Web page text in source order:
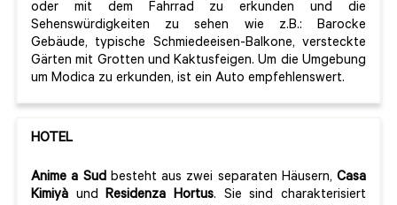
oder mit dem Fahrrad zu erkunden und die
Sehenswürdigkeiten zu sehen wie z.B.: Barocke
Gebäude, typische Schmiedeeisen-Balkone, versteckte
Gärten mit Grotten und Kaktusfeigen. Um die Umgebung
um Modica zu erkunden, ist ein Auto empfehlenswert.
HOTEL
Anime a Sudbesteht aus zwei separaten Häusern, Casa
Kimiyà undResidenza Hortus. Sie sind charakterisiert